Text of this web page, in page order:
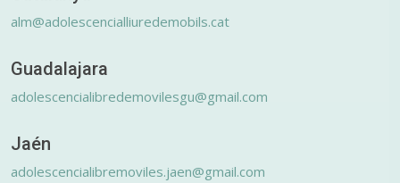
alm@adolescencialliuredemobils.cat
Guadalajara
adolescencialibredemovilesgu@gmail.com
Jaén
adolescencialibremoviles.jaen@gmail.com